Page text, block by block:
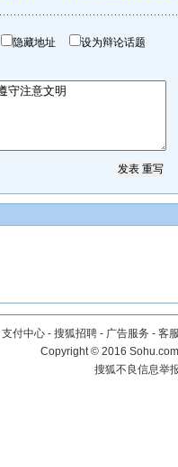
隐藏地址 设为辩论话题
支付中心 - 搜狐招聘 - 广告服务 - 客
Copyright©2016
搜狐不良信息举